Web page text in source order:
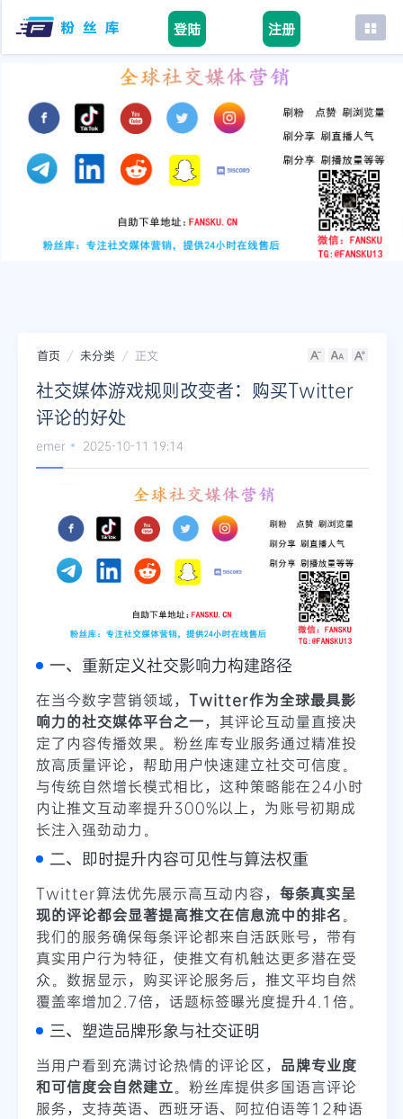
登陆 注册
首页
tiktok
youtube
instagram
首页 未分类 正文
社交媒体游戏规则改变者：购买Twitter
评论的好处
emer 2025-10-11 19:14
一、重新定义社交影响力构建路径
在当今数字营销领域， Twitter作为全球最具影
响力的社交媒体平台之一，其评论互动量直接决
定了内容传播效果。粉丝库专业服务通过精准投
放高质量评论，帮助用户快速建立社交可信度。
与传统自然增长模式相比，这种策略能在24小时
内让推文互动率提升300%以上，为账号初期成
长注入强劲动力。
二、即时提升内容可见性与算法权重
Twitter算法优先展示高互动内容， 每条真实呈
现的评论都会显著提高推文在信息流中的排名 。
我们的服务确保每条评论都来自活跃账号，带有
真实用户行为特征，使推文有机触达更多潜在受
众。数据显示，购买评论服务后，推文平均自然
覆盖率增加2.7倍，话题标签曝光度提升4.1倍。
三、塑造品牌形象与社交证明
当用户看到充满讨论热情的评论区， 品牌专业度
和可信度会自然建立。粉丝库提供多国语言评论
服务，支持英语、西班牙语、阿拉伯语等12种语